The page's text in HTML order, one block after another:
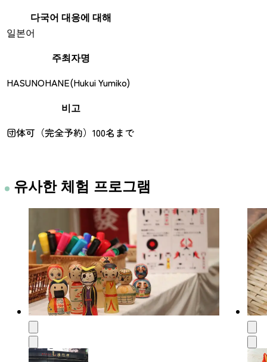
다국어 대응에 대해
일본어
주최자명
HASUNOHANE(Hukui Yumiko)
비고
団体可（完全予約）100名まで
유사한 체험 프로그램